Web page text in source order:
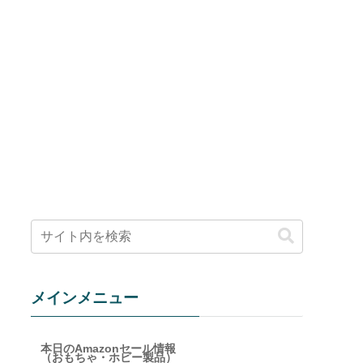
メインメニュー
本日のAmazonセール情報
（おもちゃ・ホビー製品）